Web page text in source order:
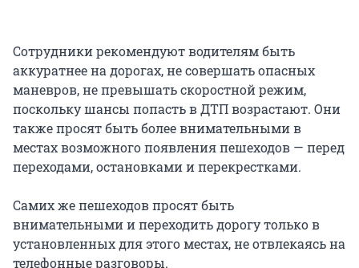
Сотрудники рекомендуют водителям быть
аккуратнее на дорогах, не совершать опасных
маневров, не превышать скоростной режим,
поскольку шансы попасть в ДТП возрастают. Они
также просят быть более внимательными в
местах возможного появления пешеходов — перед
переходами, остановками и перекрестками.
Самих же пешеходов просят быть
внимательными и переходить дорогу только в
установленных для этого местах, не отвлекаясь на
телефонные разговоры.